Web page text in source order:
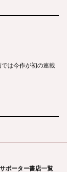
は今作が初の連載
サポーター書店一覧